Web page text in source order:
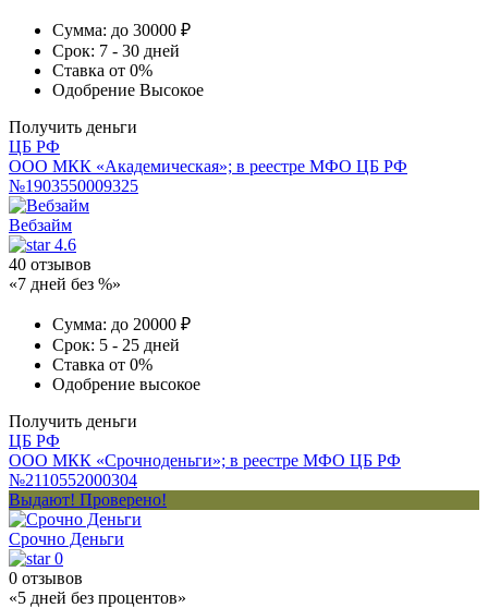
Сумма: до 30000 ₽
Срок: 7 - 30 дней
Ставка от 0%
Одобрение Высокое
Получить деньги
ЦБ РФ
ООО МКК «Академическая»; в реестре МФО ЦБ РФ
№1903550009325
Вебзайм
4.6
40 отзывов
«7 дней без %»
Сумма: до 20000 ₽
Срок: 5 - 25 дней
Ставка от 0%
Одобрение высокое
Получить деньги
ЦБ РФ
ООО МКК «Срочноденьги»; в реестре МФО ЦБ РФ
№2110552000304
Выдают! Проверено!
Срочно Деньги
0
0 отзывов
«5 дней без процентов»